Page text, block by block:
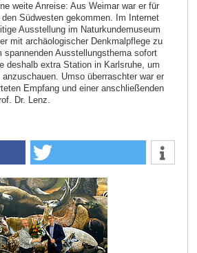
weite Anreise: Aus Weimar war er für
Südwesten gekommen. Im Internet
Ausstellung im Naturkundemuseum
mit archäologischer Denkmalpflege zu
spannenden Ausstellungsthema sofort
deshalb extra Station in Karlsruhe, um
Umso überraschter war er
Empfang und einer anschließenden
Dr. Lenz.